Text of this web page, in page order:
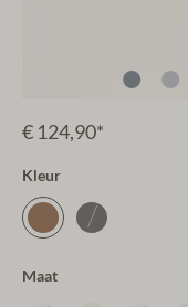
€ 124,90*
Kleur
Maat